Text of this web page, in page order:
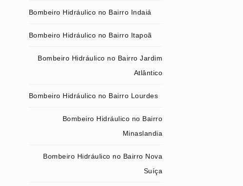
Bombeiro Hidráulico no Bairro Indaiá
Bombeiro Hidráulico no Bairro Itapoã
Bombeiro Hidráulico no Bairro Jardim
Atlântico
Bombeiro Hidráulico no Bairro Lourdes
Bombeiro Hidráulico no Bairro
Minaslandia
Bombeiro Hidráulico no Bairro Nova
Suíça